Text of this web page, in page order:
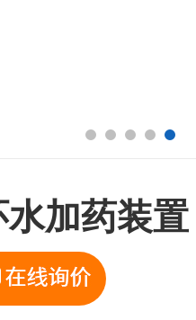
加药装置